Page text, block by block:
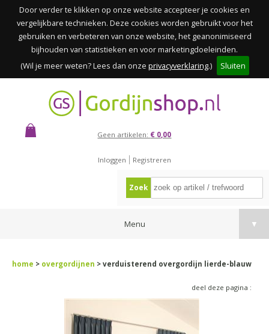
Door verder te klikken op onze website accepteer je cookies en
vergelijkbare technieken. Deze cookies worden gebruikt voor het
gebruiken en verbeteren van onze website, het geanonimiseerd
bijhouden van statistieken en voor marketingdoeleinden.
(Wil je meer weten? Lees dan onze privacyverklaring.) Sluiten
Geen artikelen: € 0,00
Inloggen Registreren
Zoek
Menu ▼
home > overgordijnen > verduisterend overgordijn lierde-blauw
deel deze pagina :